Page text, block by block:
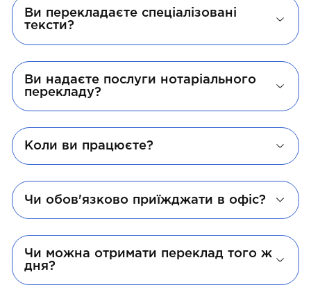
Ви перекладаєте спеціалізовані
тексти?
Ви надаєте послуги нотаріального
перекладу?
Коли ви працюєте?
Чи обов'язково приїжджати в офіс?
Чи можна отримати переклад того ж
дня?